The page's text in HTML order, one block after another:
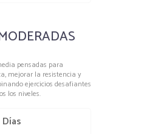
pensadas para
mejorar la resistencia y
ejercicios desafiantes
los niveles.